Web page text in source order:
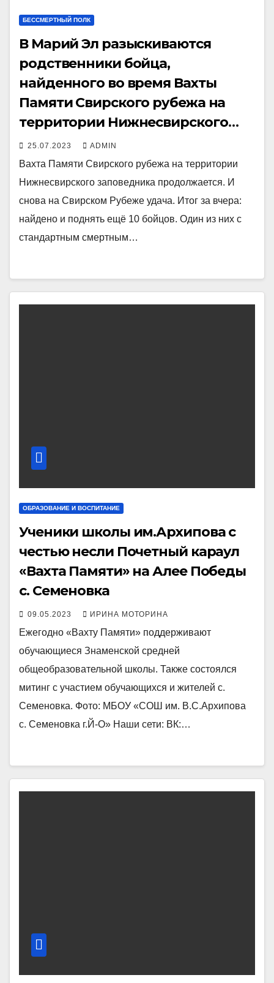
БЕССМЕРТНЫЙ ПОЛК
В Марий Эл разыскиваются
родственники бойца,
найденного во время Вахты
Памяти Свирского рубежа на
территории Нижнесвирского
заповедника
25.07.2023 ADMIN
Вахта Памяти Свирского рубежа на территории
Нижнесвирского заповедника продолжается. И
снова на Свирском Рубеже удача. Итог за вчера:
найдено и поднять ещё 10 бойцов. Один из них с
стандартным смертным…
ОБРАЗОВАНИЕ И ВОСПИТАНИЕ
Ученики школы им.Архипова с
честью несли Почетный караул
«Вахта Памяти» на Алее Победы
с. Семеновка
09.05.2023 ИРИНА МОТОРИНА
Ежегодно «Вахту Памяти» поддерживают
обучающиеся Знаменской средней
общеобразовательной школы. Также состоялся
митинг с участием обучающихся и жителей с.
Семеновка. Фото: МБОУ «СОШ им. В.С.Архипова
с. Семеновка г.Й-О» Наши сети: ВК:…